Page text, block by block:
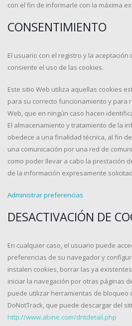
con el fin de informarle con la máxima
CONSENTIMIENTO
El usuario con el registro y la aceptación
consiente el uso de las cookies.
Este sitio Web utiliza aquellas cookies
para su correcto funcionamiento y para
Web, que en ningún caso hacen
El almacenamiento y tratamiento de la
obedece a una finalidad técnica, al fin
una comunicación por una red de
como poder llevar a cabo la prestación
de la información expresamente
Administrar preferencias
DESACTIVACIÓN DE
En cualquier caso, el usuario puede
preferencias de su navegador y
instalen cookies, borrar las ya
iniciar la navegación por otras páginas
puede utilizar herramientas de bloqueo
DoNotTrack, que puede descargar del
http://www.abine.com/dntdetail.php